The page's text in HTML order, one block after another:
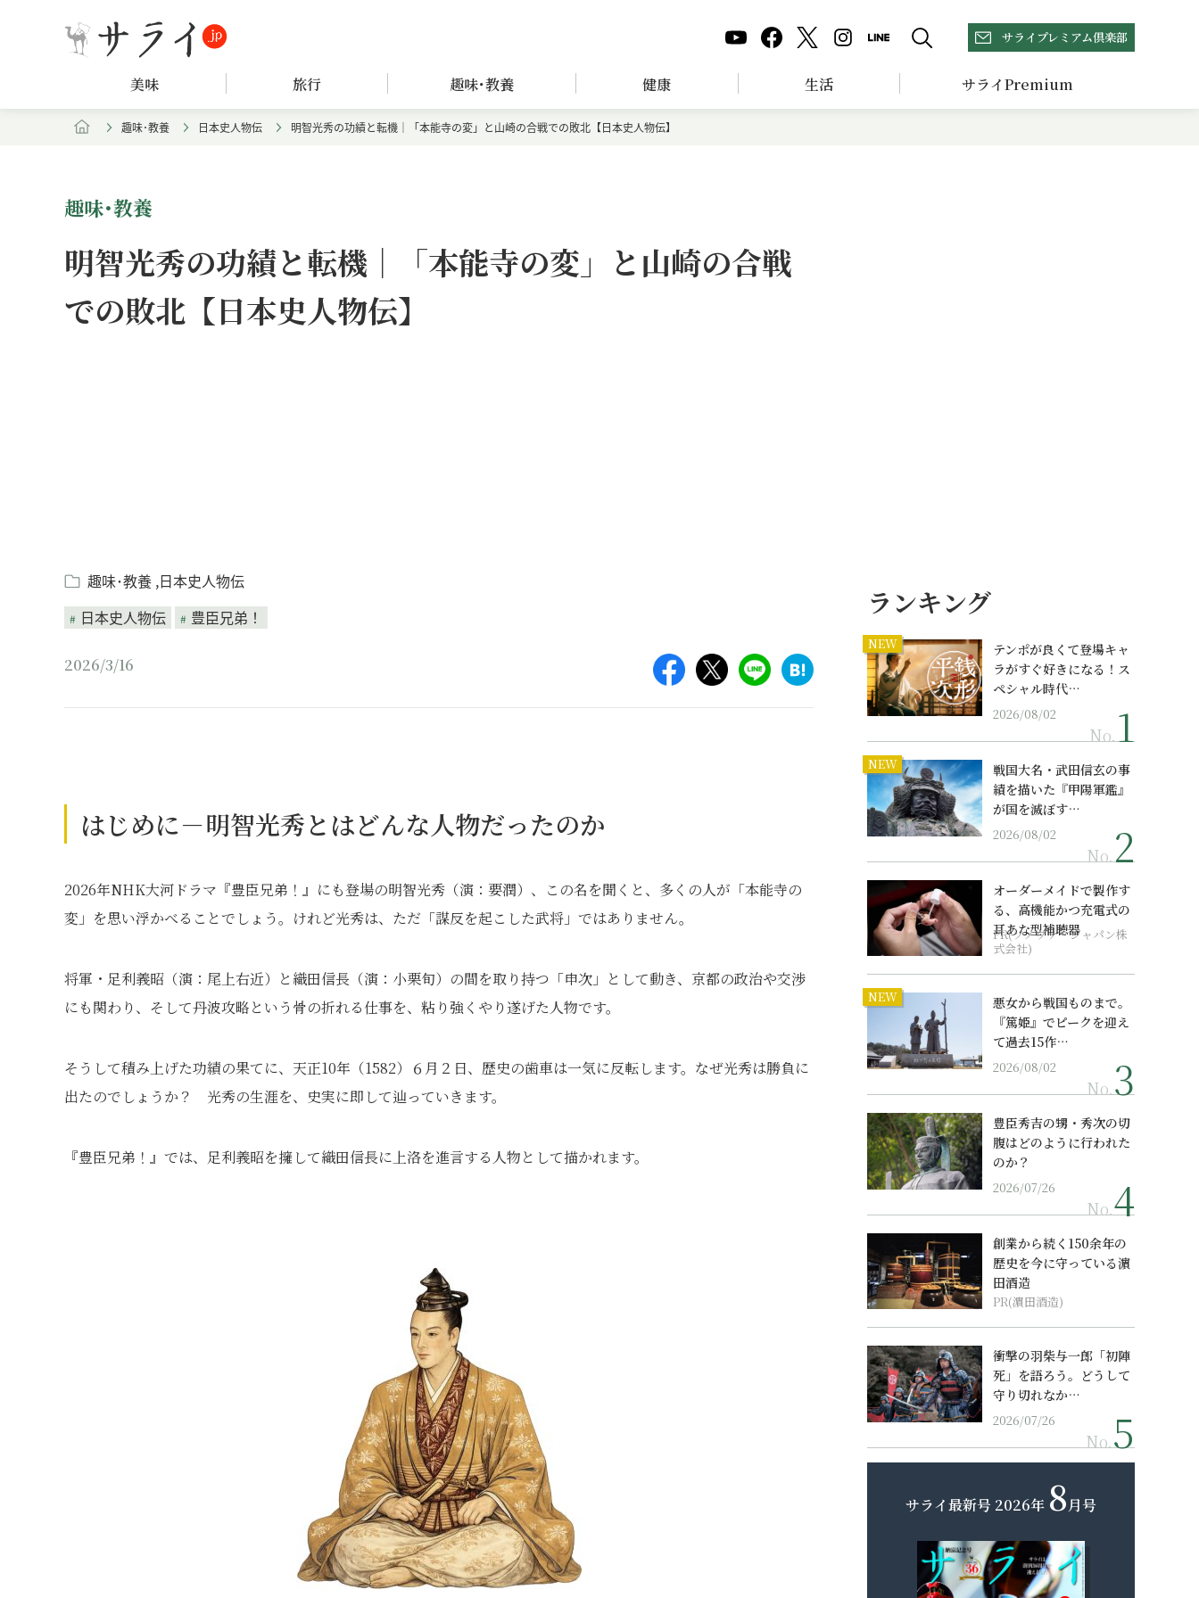
サライプレミアム倶楽部
美味 旅行 趣味･教養 健康 生活 サライPremium
趣味･教養 日本史人物伝 明智光秀の功績と転機｜「本能寺の変」と山崎の合戦での敗北【日本史人物伝】
趣味･教養
明智光秀の功績と転機｜「本能寺の変」と山崎の合戦
での敗北【日本史人物伝】
趣味･教養 日本史人物伝
日本史人物伝
豊臣兄弟！
2026/3/16
はじめに－明智光秀とはどんな人物だったのか
2026年NHK大河ドラマ『豊臣兄弟！』にも登場の明智光秀（演：要潤）、この名を聞くと、多くの人が「本能寺の
変」を思い浮かべることでしょう。けれど光秀は、ただ「謀反を起こした武将」ではありません。
将軍・足利義昭（演：尾上右近）と織田信長（演：小栗旬）の間を取り持つ「申次」として動き、京都の政治や交渉
にも関わり、そして丹波攻略という骨の折れる仕事を、粘り強くやり遂げた人物です。
そうして積み上げた功績の果てに、天正10年（1582）６月２日、歴史の歯車は一気に反転します。なぜ光秀は勝負に
出たのでしょうか？ 光秀の生涯を、史実に即して辿っていきます。
『豊臣兄弟！』では、足利義昭を擁して織田信長に上洛を進言する人物として描かれます。
ランキング
NEW
テンポが良くて登場キャ
ラがすぐ好きになる！ス
ペシャル時代…
2026/08/02
No.
NEW
戦国大名・武田信玄の事
績を描いた『甲陽軍鑑』
が国を滅ぼす…
2026/08/02
No.
オーダーメイドで製作す
る、高機能かつ充電式の
耳あな型補聴器
PR(ソノヴァ・ジャパン株
式会社)
NEW
悪女から戦国ものまで。
『篤姫』でピークを迎え
て過去15作…
2026/08/02
No.
豊臣秀吉の甥・秀次の切
腹はどのように行われた
のか？
2026/07/26
No.
創業から続く150余年の
歴史を今に守っている濵
田酒造
PR(濵田酒造)
衝撃の羽柴与一郎「初陣
死」を語ろう。どうして
守り切れなか…
2026/07/26
No.
サライ最新号 2026年 8月号